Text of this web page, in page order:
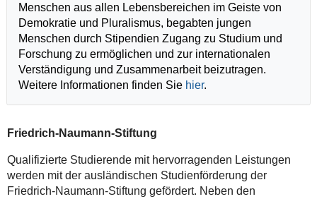
Menschen aus allen Lebensbereichen im Geiste von
Demokratie und Pluralismus, begabten jungen
Menschen durch Stipendien Zugang zu Studium und
Forschung zu ermöglichen und zur internationalen
Verständigung und Zusammenarbeit beizutragen.
Weitere Informationen finden Sie hier.
Friedrich-Naumann-Stiftung
Qualifizierte Studierende mit hervorragenden Leistungen
werden mit der ausländischen Studienförderung der
Friedrich-Naumann-Stiftung gefördert. Neben den